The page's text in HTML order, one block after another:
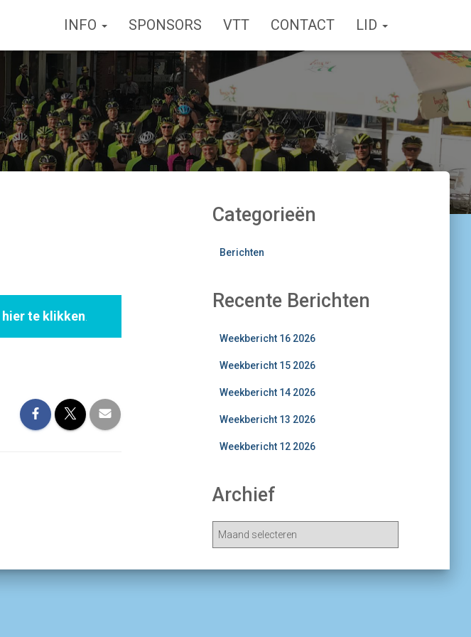
INFO SPONSORS VTT CONTACT LID
hier te klikken
Categorieën
Berichten
Recente Berichten
Weekbericht 16 2026
Weekbericht 15 2026
Weekbericht 14 2026
Weekbericht 13 2026
Weekbericht 12 2026
Archief
h